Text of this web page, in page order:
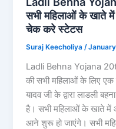
सभी महिलाओं के खाते
चेक करे स्टेटस
Suraj Keecholiya/
Ladli Behna Yojana
की सभी महिलाओं के लिए एक
यादव जी के द्वारा लाडली
है। सभी महिलाओं के खाते
आने शुरू हो जाएंगे। सभी